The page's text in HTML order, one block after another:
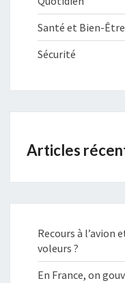
Santé et Bien-Être
Sécurité
Articles
Recours à l’avion
voleurs ?
En France, on